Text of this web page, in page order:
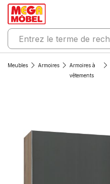
Meubles Armoires
Armoires à
vêtements